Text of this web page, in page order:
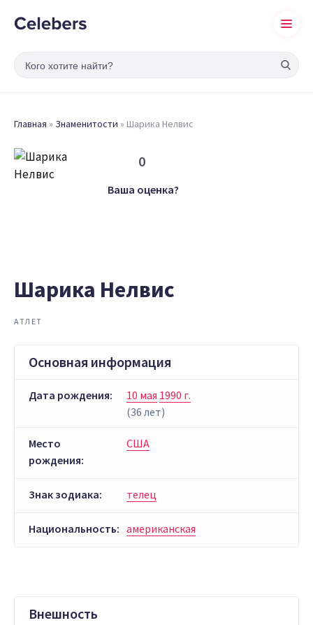
Главная » Знаменитости » Шарика Нелвис
0
Ваша оценка?
Шарика Нелвис
АТЛЕТ
Основная информация
Дата рождения: 10 мая 1990 г.
(36 лет)
Место
рождения:
США
Знак зодиака: телец
Национальность: американская
Внешность